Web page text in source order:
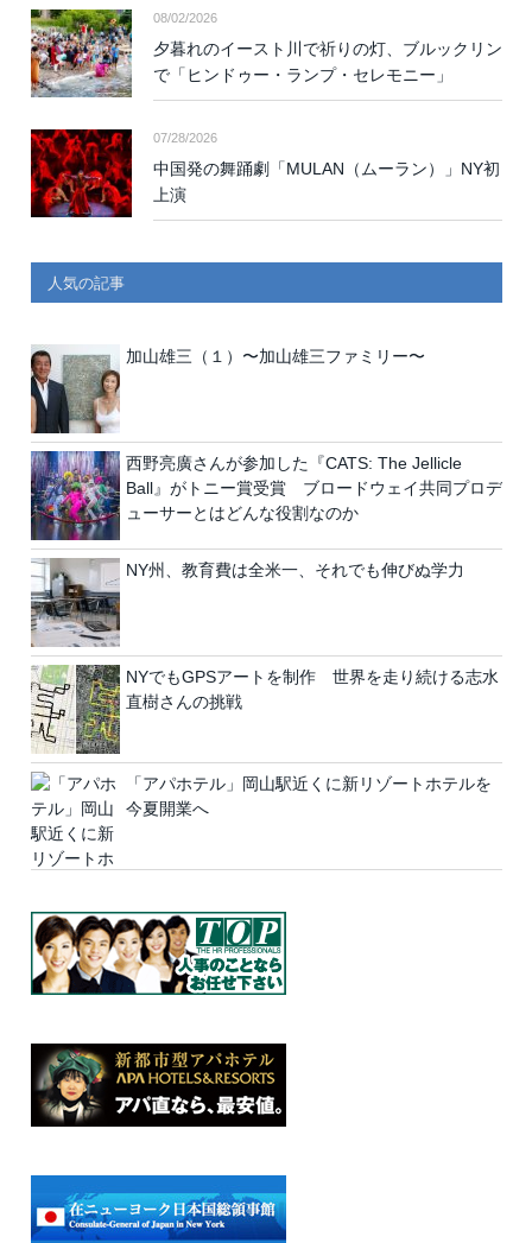
08/02/2026
夕暮れのイースト川で祈りの灯、ブルックリン
で「ヒンドゥー・ランプ・セレモニー」
07/28/2026
中国発の舞踊劇「MULAN（ムーラン）」NY初
上演
人気の記事
加山雄三（１）〜加山雄三ファミリー〜
西野亮廣さんが参加した『CATS: The Jellicle
Ball』がトニー賞受賞 ブロードウェイ共同プロデ
ューサーとはどんな役割なのか
NY州、教育費は全米一、それでも伸びぬ学力
NYでもGPSアートを制作 世界を走り続ける志水
直樹さんの挑戦
「アパホテル」岡山駅近くに新リゾートホテルを
今夏開業へ